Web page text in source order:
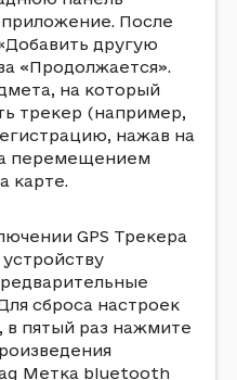
После
другую
«Продолжается».
на который
трекер (например,
нажав на
перемещением
карте.
GPS Трекера
сброса настроек
в пятый раз нажмите
Метка bluetooth